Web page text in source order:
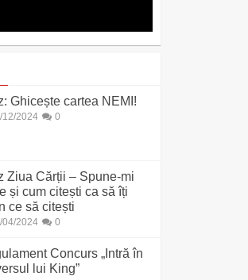
Ghicește cartea NEMI!
12/2024 0
Ziua Cărții – Spune-mi
și cum citești ca să îți
ce să citești
04/2024 0
Concurs „Intră în
lui King”